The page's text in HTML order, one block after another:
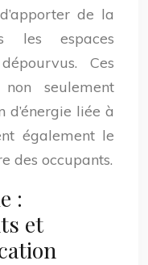
de la
les espaces
Ces
seulement
d’énergie liée à
également le
des occupants.
:
et